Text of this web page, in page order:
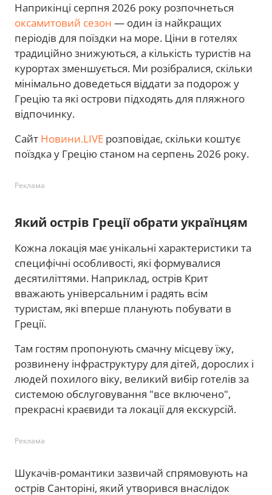
Наприкінці серпня 2026 року розпочнеться
оксамитовий сезон — один із найкращих
періодів для поїздки на море. Ціни в готелях
традиційно знижуються, а кількість туристів на
курортах зменшується. Ми розібралися, скільки
мінімально доведеться віддати за подорож у
Грецію та які острови підходять для пляжного
відпочинку.
Сайт Новини.LIVE розповідає, скільки коштує
поїздка у Грецію станом на серпень 2026 року.
Реклама
Який острів Греції обрати українцям
Кожна локація має унікальні характеристики та
специфічні особливості, які формувалися
десятиліттями. Наприклад, острів Крит
вважають універсальним і радять всім
туристам, які вперше планують побувати в
Греції.
Там гостям пропонують смачну місцеву їжу,
розвинену інфраструктуру для дітей, дорослих і
людей похилого віку, великий вибір готелів за
системою обслуговування "все включено",
прекрасні краєвиди та локації для екскурсій.
Реклама
Шукачів-романтики зазвичай спрямовують на
острів Санторіні, який утворився внаслідок